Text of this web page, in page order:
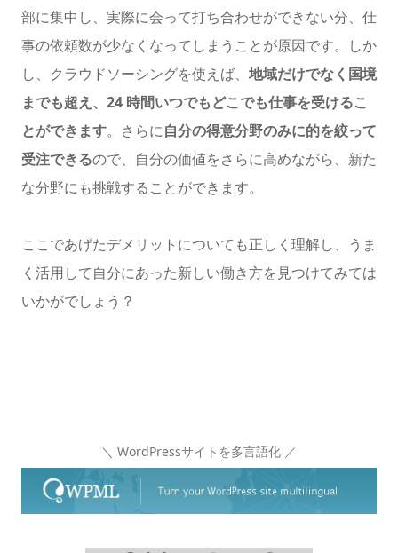
部に集中し、実際に会って打ち合わせができない分、仕
事の依頼数が少なくなってしまうことが原因です。しか
し、クラウドソーシングを使えば、 地域だけでなく国境
までも超え、24 時間いつでもどこでも仕事を受けるこ
とができます。さらに自分の得意分野のみに的を絞って
受注できるので、自分の価値をさらに高めながら、新た
な分野にも挑戦することができます。
ここであげたデメリットについても正しく理解し、うま
く活用して自分にあった新しい働き方を見つけてみては
いかがでしょう？
＼ WordPressサイトを多言語化 ／